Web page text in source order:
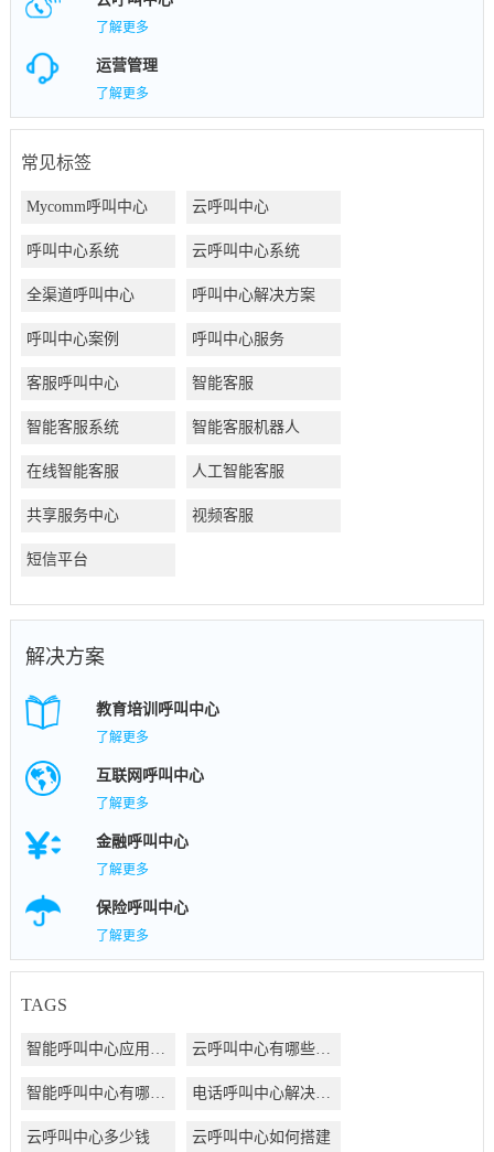
了解更多
运营管理
了解更多
常见标签
Mycomm呼叫中心 云呼叫中心
呼叫中心系统 云呼叫中心系统
全渠道呼叫中心 呼叫中心解决方案
呼叫中心案例 呼叫中心服务
客服呼叫中心 智能客服
智能客服系统 智能客服机器人
在线智能客服 人工智能客服
共享服务中心 视频客服
短信平台
解决方案
教育培训呼叫中心
了解更多
互联网呼叫中心
了解更多
金融呼叫中心
了解更多
保险呼叫中心
了解更多
TAGS
智能呼叫中心应用方案 云呼叫中心有哪些好处
智能呼叫中心有哪些好处 电话呼叫中心解决方案
云呼叫中心多少钱 云呼叫中心如何搭建